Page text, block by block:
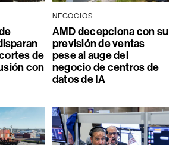
de
con
NEGOCIOS
AMD decepciona con su
previsión de ventas
pese al auge del
negocio de centros de
datos de IA